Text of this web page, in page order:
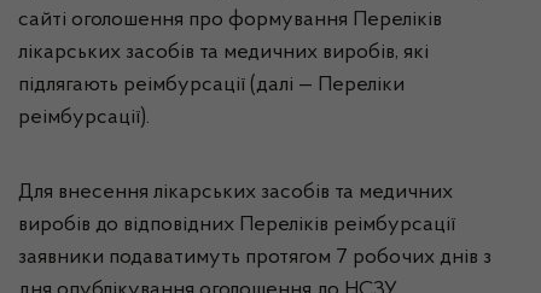
сайті оголошення про формування Переліків
лікарських засобів та медичних виробів, які
підлягають реімбурсації (далі — Переліки
реімбурсації).
Для внесення лікарських засобів та медичних
виробів до відповідних Переліків реімбурсації
заявники подаватимуть протягом 7 робочих днів з